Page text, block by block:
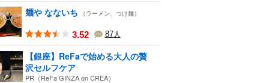
麺や なないち （ラーメン、つけ麺）
3.52 87人
【銀座】ReFaで始める大人の贅
沢セルフケア
PR（ReFa GINZA on CREA）